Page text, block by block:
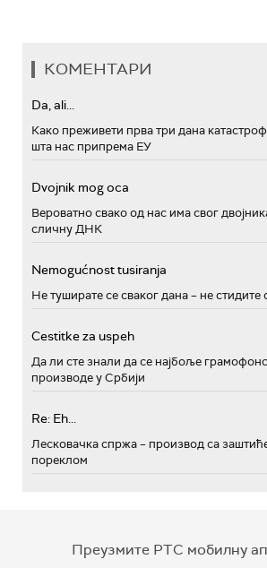
КОМЕНТАРИ
Da, ali...
Како преживети прва три дана
шта нас припрема ЕУ
Dvojnik mog oca
Вероватно свако од нас има свог
сличну ДНК
Nemogućnost tusiranja
Не туширате се сваког дана – не стидите
Cestitke za uspeh
Да ли сте знали да се најбоље
производе у Србији
Re: Eh...
Лесковачка спржа – производ са
пореклом
Преузмите РТС мобилну